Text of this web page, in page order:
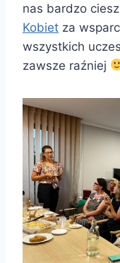
nas bardzo
Kobiet za
wszystkich
zawsze raźniej